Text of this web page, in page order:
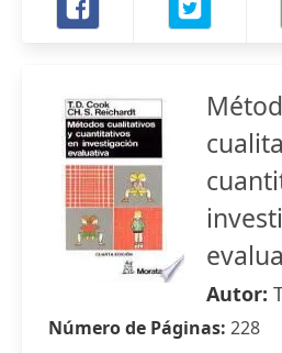
Autor:
Número de Páginas: 228